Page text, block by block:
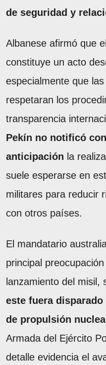
de seguridad y
Albanese afirmó que
constituye un acto
especialmente que
respetaran los
transparencia
Pekín no notificó
anticipación la
suele esperarse en
militares para reducir
con otros países.
El mandatario
principal
lanzamiento del misil,
este fuera
de propulsión
Armada del Ejército
detalle evidencia el